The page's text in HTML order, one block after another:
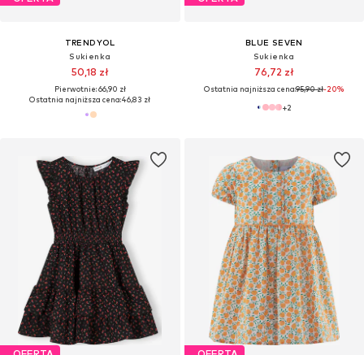
TRENDYOL
Sukienka
50,18 zł
Pierwotnie: 66,90 zł
Ostatnia najniższa cena:46,83 zł
BLUE SEVEN
Sukienka
76,72 zł
Ostatnia najniższa cena:95,90 zł-20%
+2